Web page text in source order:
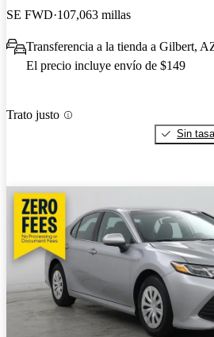
SE FWD 107,063 millas
Transferencia a la tienda a Gilbert,
El precio incluye envío de $149
Trato justo
Sin